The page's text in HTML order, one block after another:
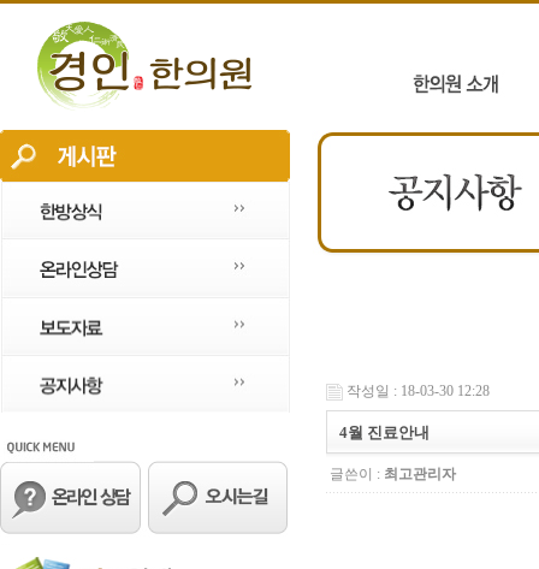
작성일 : 18-03-30 12:28
4월 진료안내
글쓴이 : 최고관리자